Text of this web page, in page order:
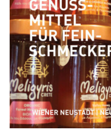
Zakros
Gergeri
Houdetsi
Portfolio
Speisen
Mittagstisch (DI bis
Frühstück (DI bis